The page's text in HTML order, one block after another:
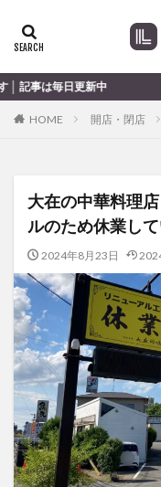
HOME 開店・閉店
大在の中華料理
ルのため休業し
2024年8月23日
ディナ
haishin
haisin
hishin
hqaishin
OPA
Paypay
あじさい
いち
お土産
お弁当
くじゅう連山
ふるさと納税
むし湯
わさだ
アイススケート
アフリカンサファリ
アレンジレシピ